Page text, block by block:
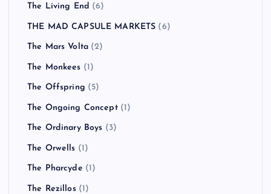
The Living End (6)
THE MAD CAPSULE MARKETS (6)
The Mars Volta (2)
The Monkees (1)
The Offspring (5)
The Ongoing Concept(1)
The Ordinary Boys (3)
The Orwells (1)
The Pharcyde (1)
The Rezillos(1)